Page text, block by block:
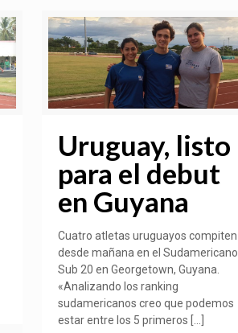
Uruguay, listo
para el debut
en Guyana
Cuatro atletas uruguayos compiten
desde mañana en el Sudamericano
Sub 20 en Georgetown, Guyana.
«Analizando los ranking
sudamericanos creo que podemos
estar entre los 5 primeros